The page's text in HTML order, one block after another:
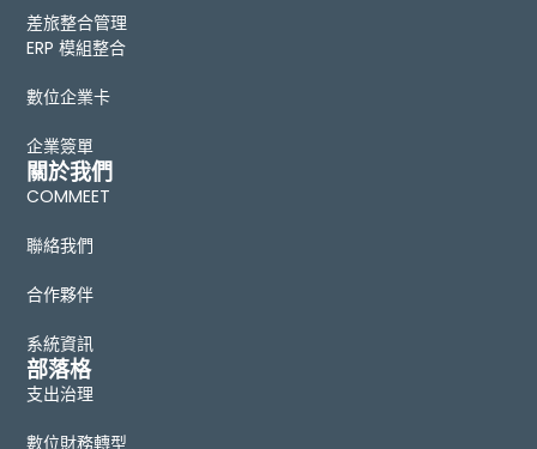
差旅整合管理
ERP 模組整合
數位企業卡
企業簽單
關於我們
COMMEET
聯絡我們
合作夥伴
系統資訊
部落格
支出治理
數位財務轉型